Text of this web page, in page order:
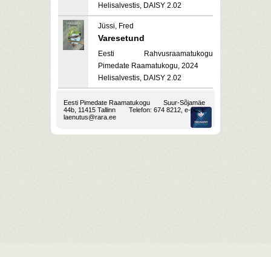
Helisalvestis, DAISY 2.02
Jüssi, Fred
Varesetund
Eesti Rahvusraamatukogu
Pimedate Raamatukogu, 2024
Helisalvestis, DAISY 2.02
Eesti Pimedate Raamatukogu
Suur-Sõjamäe
44b, 11415 Tallinn
Telefon: 674 8212, e-post:
laenutus@rara.ee